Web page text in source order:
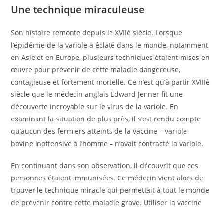
Une technique miraculeuse
Son histoire remonte depuis le XVIIè siècle. Lorsque
l’épidémie de la variole a éclaté dans le monde, notamment
en Asie et en Europe, plusieurs techniques étaient mises en
œuvre pour prévenir de cette maladie dangereuse,
contagieuse et fortement mortelle. Ce n’est qu’à partir XVIIIè
siècle que le médecin anglais Edward Jenner fit une
découverte incroyable sur le virus de la variole. En
examinant la situation de plus près, il s’est rendu compte
qu’aucun des fermiers atteints de la vaccine – variole
bovine inoffensive à l’homme – n’avait contracté la variole.
En continuant dans son observation, il découvrit que ces
personnes étaient immunisées. Ce médecin vient alors de
trouver le technique miracle qui permettait à tout le monde
de prévenir contre cette maladie grave. Utiliser la vaccine